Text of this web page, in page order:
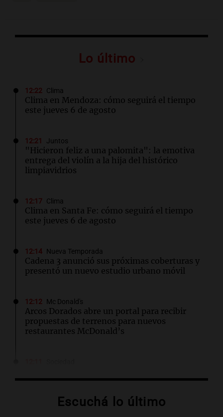
Lo último
12:22 Clima
Clima en Mendoza: cómo seguirá el tiempo
este jueves 6 de agosto
12:21 Juntos
"Hicieron feliz a una palomita": la emotiva
entrega del violín a la hija del histórico
limpiavidrios
12:17 Clima
Clima en Santa Fe: cómo seguirá el tiempo
este jueves 6 de agosto
12:14 Nueva Temporada
Cadena 3 anunció sus próximas coberturas y
presentó un nuevo estudio urbano móvil
12:12 Mc Donald's
Arcos Dorados abre un portal para recibir
propuestas de terrenos para nuevos
restaurantes McDonald’s
números ganadores de hoy jueves 6 de
Escuchá lo último